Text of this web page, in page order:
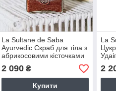
La Sultane de Saba
Ayurvedic Скраб для тіла з
абрикосовими кісточками
2 090₴
Купити
La
2